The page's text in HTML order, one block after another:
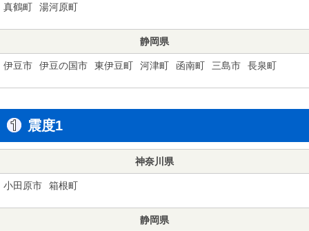
真鶴町 湯河原町
静岡県
伊豆市 伊豆の国市 東伊豆町 河津町 函南町 三島市 長泉町
震度1
神奈川県
小田原市 箱根町
静岡県